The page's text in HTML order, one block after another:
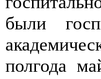
были
полгода